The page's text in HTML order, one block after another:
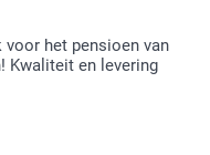
review :-) We
te mogen afwerken.
voor het pensioen van
Kwaliteit en levering